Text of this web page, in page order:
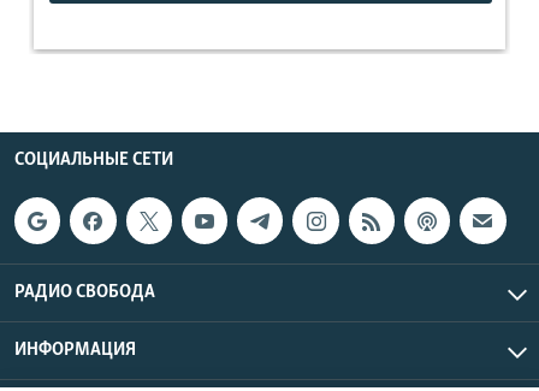
СОЦИАЛЬНЫЕ СЕТИ
РАДИО СВОБОДА
ИНФОРМАЦИЯ